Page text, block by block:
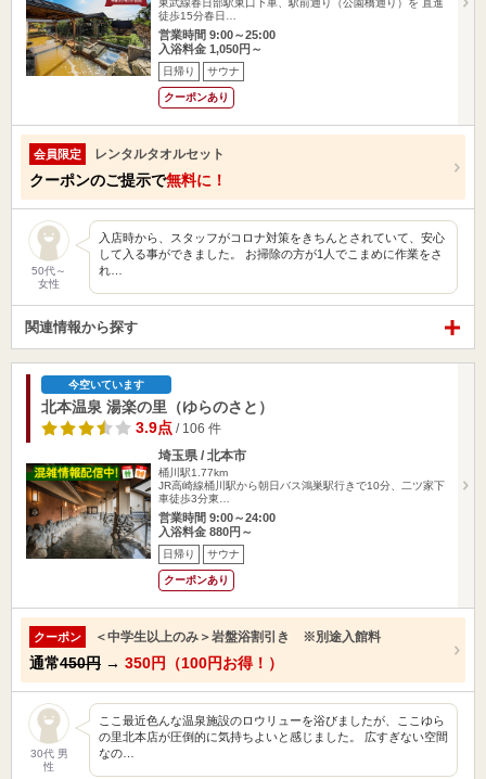
東武線春日部駅東口下車、駅前通り（公園橋通り）を 直進
徒歩15分春日…
営業時間 9:00～25:00
入浴料金 1,050円～
日帰り サウナ
クーポンあり
会員限定 レンタルタオルセット
クーポンのご提示で無料に！
50代～
女性
入店時から、スタッフがコロナ対策をきちんとされていて、安心
して入る事ができました。 お掃除の方が1人でこまめに作業をさ
れ…
関連情報から探す
今空いています
北本温泉 湯楽の里（ゆらのさと）
3.9点 / 106 件
埼玉県 / 北本市
桶川駅1.77km
JR高崎線桶川駅から朝日バス鴻巣駅行きで10分、二ツ家下
車徒歩3分東…
営業時間 9:00～24:00
入浴料金 880円～
日帰り サウナ
クーポンあり
クーポン ＜中学生以上のみ＞岩盤浴割引き ※別途入館料
通常450円 → 350円（100円お得！）
30代 男
性
ここ最近色んな温泉施設のロウリューを浴びましたが、ここゆら
の里北本店が圧倒的に気持ちよいと感じました。 広すぎない空間
なの…